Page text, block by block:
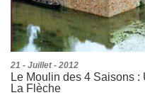
21 - Juillet - 2012
Le Moulin des 4 Saisons
La Flèche